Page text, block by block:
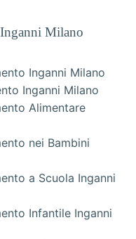
Milano
Inganni Milano
Inganni Milano
Alimentare
nei Bambini
a Scuola Inganni
Infantile Inganni